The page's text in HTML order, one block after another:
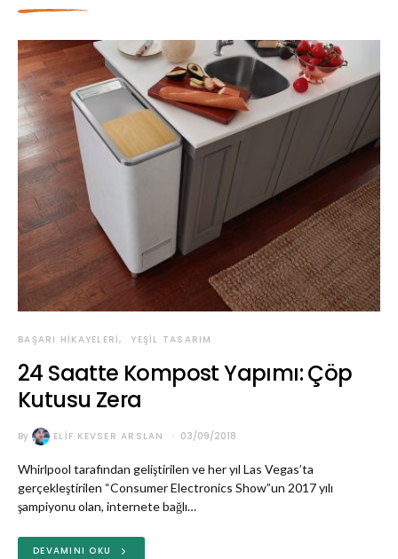
BAŞARI HIKAYELERI YEŞIL TASARIM
24 Saatte Kompost Yapımı: Çöp
Kutusu Zera
By ELIF KEVSER ARSLAN 03/09/2018
Whirlpool tarafından geliştirilen ve her yıl Las Vegas’ta
gerçekleştirilen “Consumer Electronics Show”un 2017 yılı
şampiyonu olan, internete bağlı…
DEVAMINI OKU